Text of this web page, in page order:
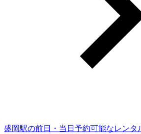
盛岡駅の前日・当日予約可能なレンタ